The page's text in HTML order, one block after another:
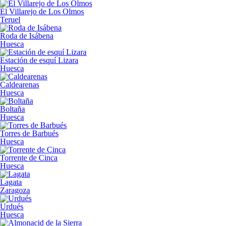
El Villarejo de Los Olmos
Teruel
Roda de Isábena
Huesca
Estación de esquí Lizara
Huesca
Caldearenas
Huesca
Boltaña
Huesca
Torres de Barbués
Huesca
Torrente de Cinca
Huesca
Lagata
Zaragoza
Urdués
Huesca